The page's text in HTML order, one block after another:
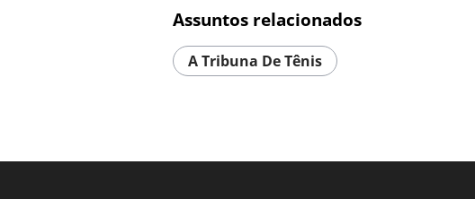
Assuntos relacionados
A Tribuna De Tênis